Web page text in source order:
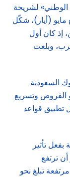
الوطني» لشريحة
(أيار)، شكّل
إذ كان أول
وبلغت
السعودية
ضعف نمو القروض وتسريع
رأس المال خلال 2025 قبيل تطبيق قواعد
بفعل تأثير
ترتفع
تبلغ نحو